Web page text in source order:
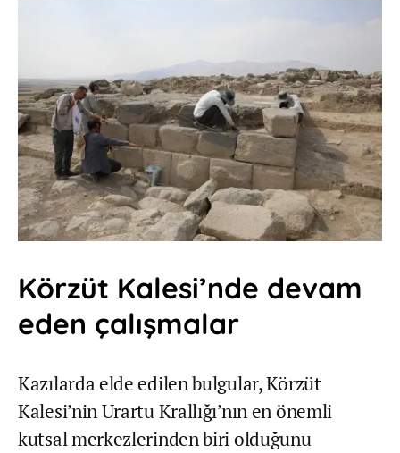
Körzüt Kalesi’nde devam
eden çalışmalar
Kazılarda elde edilen bulgular, Körzüt
Kalesi’nin Urartu Krallığı’nın en önemli
kutsal merkezlerinden biri olduğunu